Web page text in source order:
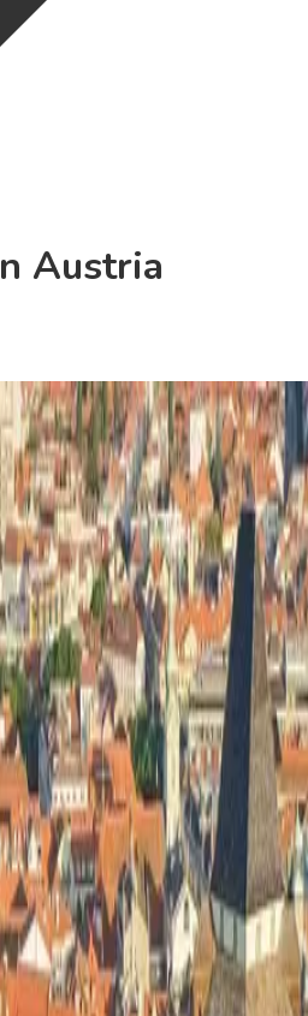
Austria